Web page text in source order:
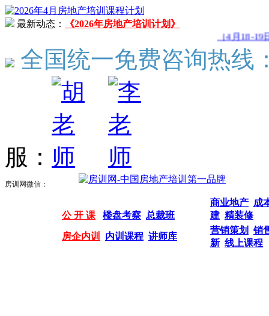
最新动态：
《2026年房地产培训计划》
（4月18-19日
全国统一免费咨询热线
服：
房训网微信：
公 开 课 楼盘考察 总裁班
商业地产 成
建 精装修
房企内训 内训课程 讲师库
营销策划
销
新 线上课程